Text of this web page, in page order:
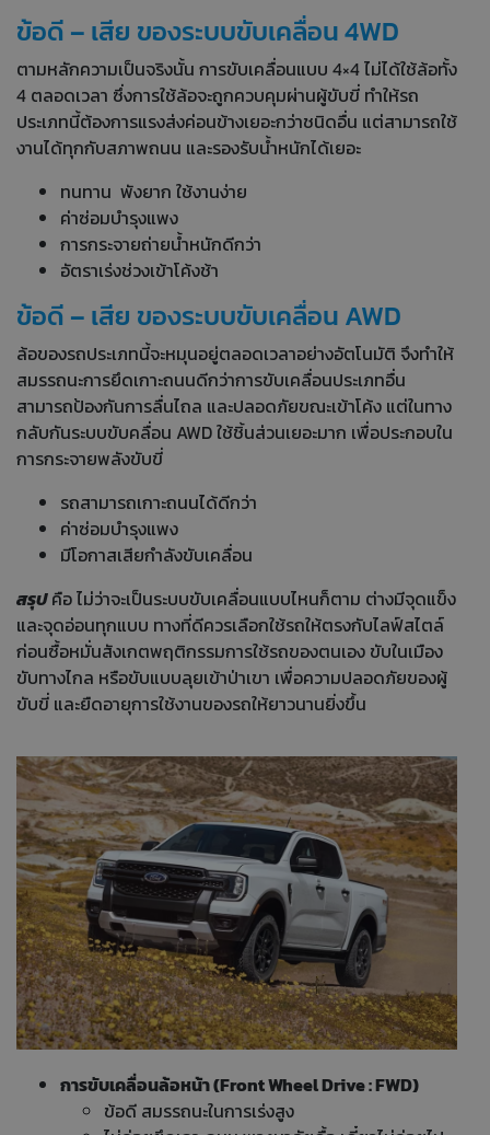
ข้อดี – เสีย ของระบบขับเคลื่อน 4WD
ตามหลักความเป็นจริงนั้น การขับเคลื่อนแบบ 4×4 ไม่ได้ใช้ล้อทั้ง
4 ตลอดเวลา ซึ่งการใช้ล้อจะถูกควบคุมผ่านผู้ขับขี่ ทำให้รถ
ประเภทนี้ต้องการแรงส่งค่อนข้างเยอะกว่าชนิดอื่น แต่สามารถใช้
งานได้ทุกกับสภาพถนน และรองรับน้ำหนักได้เยอะ
ทนทาน พังยาก ใช้งานง่าย
ค่าซ่อมบำรุงแพง
การกระจายถ่ายน้ำหนักดีกว่า
อัตราเร่งช่วงเข้าโค้งช้า
ข้อดี – เสีย ของระบบขับเคลื่อน AWD
ล้อของรถประเภทนี้จะหมุนอยู่ตลอดเวลาอย่างอัตโนมัติ จึงทำให้
สมรรถนะการยึดเกาะถนนดีกว่าการขับเคลื่อนประเภทอื่น
สามารถป้องกันการลื่นไถล และปลอดภัยขณะเข้าโค้ง แต่ในทาง
กลับกันระบบขับคลื่อน AWD ใช้ชิ้นส่วนเยอะมาก เพื่อประกอบใน
การกระจายพลังขับขี่
รถสามารถเกาะถนนได้ดีกว่า
ค่าซ่อมบำรุงแพง
มีโอกาสเสียกำลังขับเคลื่อน
สรุปคือ ไม่ว่าจะเป็นระบบขับเคลื่อนแบบไหนก็ตาม ต่างมีจุดแข็ง
และจุดอ่อนทุกแบบ ทางที่ดีควรเลือกใช้รถให้ตรงกับไลฟ์สไตล์
ก่อนซื้อหมั่นสังเกตพฤติกรรมการใช้รถของตนเอง ขับในเมือง
ขับทางไกล หรือขับแบบลุยเข้าป่าเขา เพื่อความปลอดภัยของผู้
ขับขี่ และยืดอายุการใช้งานของรถให้ยาวนานยิ่งขึ้น
การขับเคลื่อนล้อหน้า(Front Wheel Drive : FWD)
ข้อดี สมรรถนะในการเร่งสูง